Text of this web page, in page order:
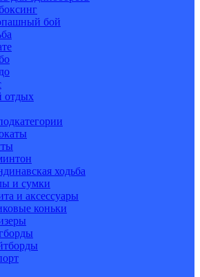
бой
отдых
ходьба
и сумки
и аксессуары
коньки